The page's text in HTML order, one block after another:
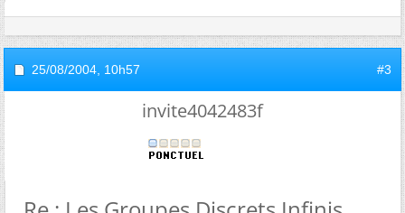
25/08/2004, 10h57 #3
invite4042483f